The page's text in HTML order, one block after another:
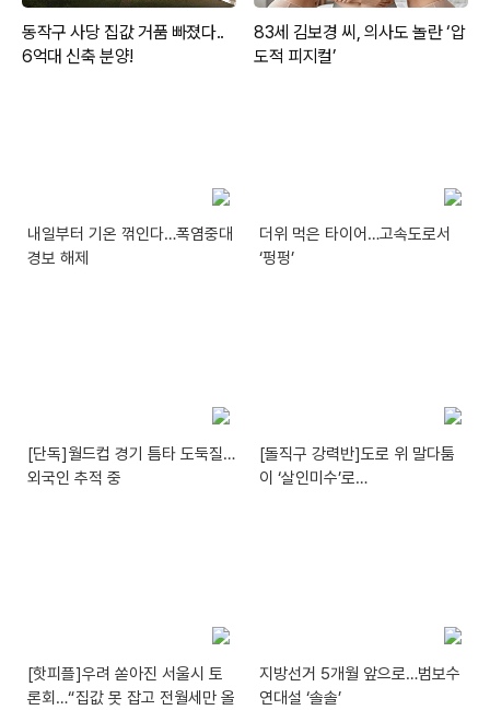
내일부터 기온 꺾인다…폭염중대
경보 해제
더위 먹은 타이어…고속도로서
‘펑펑’
[단독]월드컵 경기 틈타 도둑질…
외국인 추적 중
[돌직구 강력반]도로 위 말다툼
이 ‘살인미수’로…
[핫피플]우려 쏟아진 서울시 토
론회…“집값 못 잡고 전월세만 올
지방선거 5개월 앞으로…범보수
연대설 ‘솔솔’